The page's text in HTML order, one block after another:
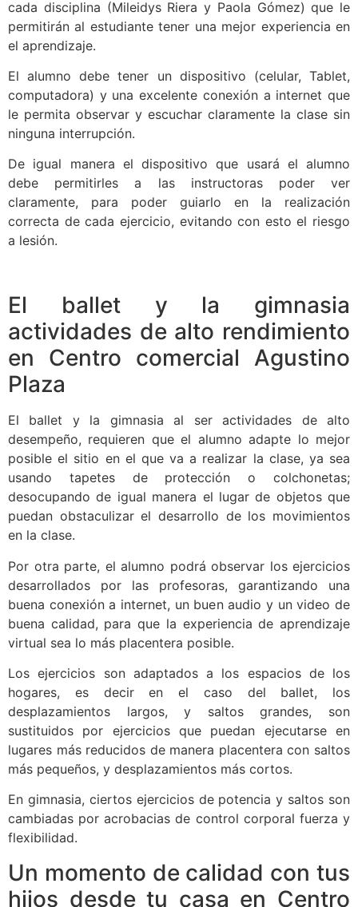
cada disciplina (Mileidys Riera y Paola Gómez) que le
permitirán al estudiante tener una mejor experiencia en
el aprendizaje.
El alumno debe tener un dispositivo (celular, Tablet,
computadora) y una excelente conexión a internet que
le permita observar y escuchar claramente la clase sin
ninguna interrupción.
De igual manera el dispositivo que usará el alumno
debe permitirles a las instructoras poder ver
claramente, para poder guiarlo en la realización
correcta de cada ejercicio, evitando con esto el riesgo
a lesión.
El ballet y la gimnasia
actividades de alto rendimiento
en Centro comercial Agustino
Plaza
El ballet y la gimnasia al ser actividades de alto
desempeño, requieren que el alumno adapte lo mejor
posible el sitio en el que va a realizar la clase, ya sea
usando tapetes de protección o colchonetas;
desocupando de igual manera el lugar de objetos que
puedan obstaculizar el desarrollo de los movimientos
en la clase.
Por otra parte, el alumno podrá observar los ejercicios
desarrollados por las profesoras, garantizando una
buena conexión a internet, un buen audio y un video de
buena calidad, para que la experiencia de aprendizaje
virtual sea lo más placentera posible.
Los ejercicios son adaptados a los espacios de los
hogares, es decir en el caso del ballet, los
desplazamientos largos, y saltos grandes, son
sustituidos por ejercicios que puedan ejecutarse en
lugares más reducidos de manera placentera con saltos
más pequeños, y desplazamientos más cortos.
En gimnasia, ciertos ejercicios de potencia y saltos son
cambiadas por acrobacias de control corporal fuerza y
flexibilidad.
Un momento de calidad con tus
hijos desde tu casa en Centro